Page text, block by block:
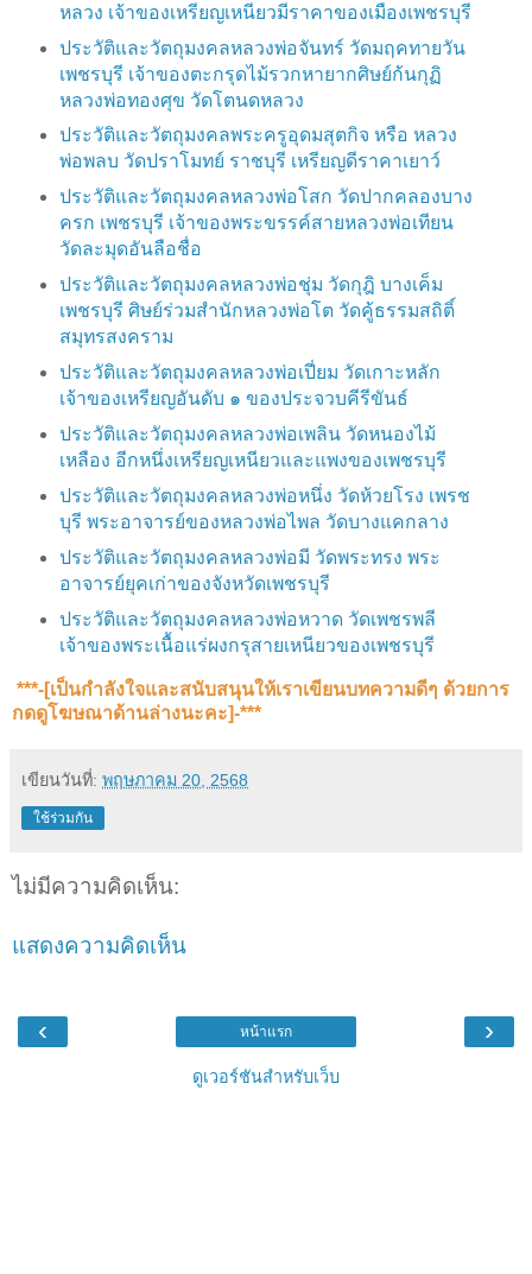
หลวง เจ้าของเหรียญเหนียวมีราคาของเมืองเพชรบุรี
ประวัติและวัตถุมงคลหลวงพ่อจันทร์ วัดมฤคทายวัน
เพชรบุรี เจ้าของตะกรุดไม้รวกหายากศิษย์ก้นกุฏิ
หลวงพ่อทองศุข วัดโตนดหลวง
ประวัติและวัตถุมงคลพระครูอุดมสุตกิจ หรือ หลวง
พ่อพลบ วัดปราโมทย์ ราชบุรี เหรียญดีราคาเยาว์
ประวัติและวัตถุมงคลหลวงพ่อโสก วัดปากคลองบาง
ครก เพชรบุรี เจ้าของพระขรรค์สายหลวงพ่อเทียน
วัดละมุดอันลือชื่อ
ประวัติและวัตถุมงคลหลวงพ่อชุ่ม วัดกุฎิ บางเค็ม
เพชรบุรี ศิษย์ร่วมสำนักหลวงพ่อโต วัดคู้ธรรมสถิติ์
สมุทรสงคราม
ประวัติและวัตถุมงคลหลวงพ่อเปี่ยม วัดเกาะหลัก
เจ้าของเหรียญอันดับ ๑ ของประจวบคีรีขันธ์
ประวัติและวัตถุมงคลหลวงพ่อเพลิน วัดหนองไม้
เหลือง อีกหนึ่งเหรียญเหนียวและแพงของเพชรบุรี
ประวัติและวัตถุมงคลหลวงพ่อหนึ่ง วัดห้วยโรง เพรช
บุรี พระอาจารย์ของหลวงพ่อไพล วัดบางแคกลาง
ประวัติและวัตถุมงคลหลวงพ่อมี วัดพระทรง พระ
อาจารย์ยุคเก่าของจังหวัดเพชรบุรี
ประวัติและวัตถุมงคลหลวงพ่อหวาด วัดเพชรพลี
เจ้าของพระเนื้อแร่ผงกรุสายเหนียวของเพชรบุรี
***-[เป็นกำลังใจและสนับสนุน​ให้เราเขียนบทความดีๆ ด้วยการ
กดดูโฆษณาด้านล่างนะคะ]-***
เขียนวันที่: พฤษภาคม 20, 2568
ใช้ร่วมกัน
ไม่มีความคิดเห็น:
แสดงความคิดเห็น
‹ ›
หน้าแรก
ดูเวอร์ชันสำหรับเว็บ